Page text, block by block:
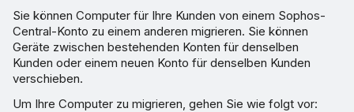
한국어
Português
Endpoint-API migrieren
Migrationsergebnisse
überprüfen
Sie können Computer für Ihre Kunden von einem Sophos-
Central-Konto zu einem anderen migrieren. Sie können
Geräte zwischen bestehenden Konten für denselben
Kunden oder einem neuen Konto für denselben Kunden
verschieben.
Um Ihre Computer zu migrieren, gehen Sie wie folgt vor: